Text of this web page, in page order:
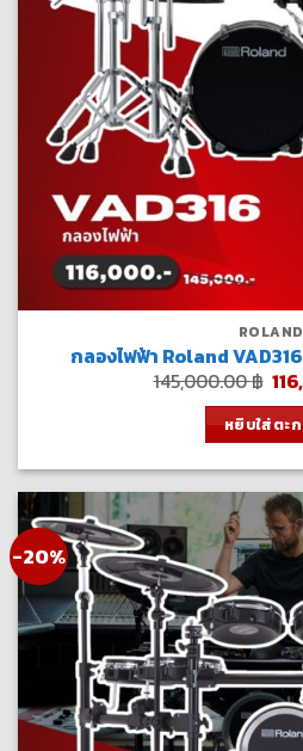
ROLAND
กลองไฟฟ้า Roland
145,000.00฿
หยิบใส่ตะ
-20%